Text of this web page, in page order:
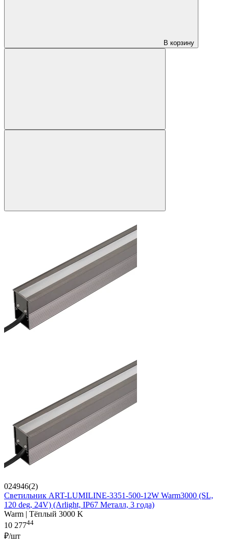
В корзину
024946(2)
Светильник ART-LUMILINE-3351-500-12W Warm3000 (SL,
120 deg, 24V) (Arlight, IP67 Металл, 3 года)
Warm | Тёплый 3000 K
10 27744
₽/шт